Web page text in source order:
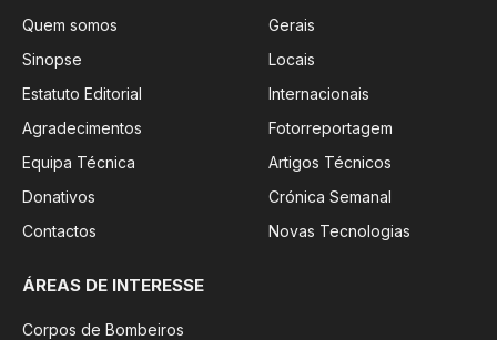
Quem somos
Sinopse
Estatuto Editorial
Agradecimentos
Equipa Técnica
Donativos
Contactos
Gerais
Locais
Internacionais
Fotorreportagem
Artigos Técnicos
Crónica Semanal
Novas Tecnologias
ÁREAS DE INTERESSE
Corpos de Bombeiros